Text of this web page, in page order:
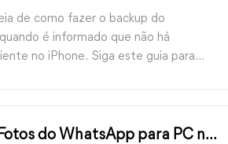
no iPhone
de como fazer o backup do
é informado que não há
no iPhone. Siga este guia para
do WhatsApp para PC no